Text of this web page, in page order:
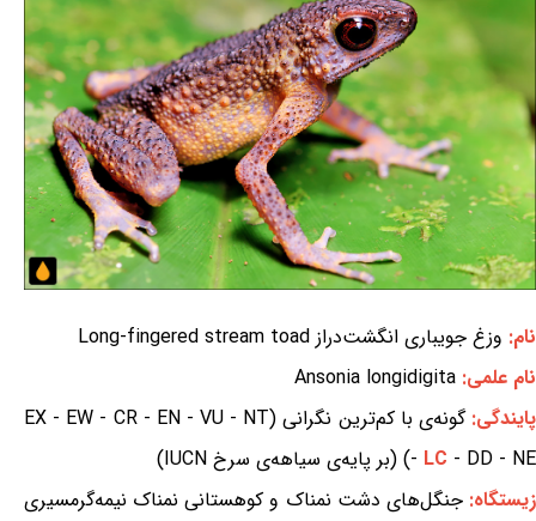
نام: وزغ جویباری انگشت‌دراز Long-fingered stream toad
نام علمی: Ansonia longidigita
پایندگی:
گونه‌ی با کم‌ترین نگرانی (EX - EW - CR - EN - VU - NT
- LC - DD - NE) (بر پایه‌ی سیاهه‌ی سرخ IUCN)
زیستگاه:جنگل‌های دشت نمناک و کوهستانی نمناک نیمه‌گرمسیری